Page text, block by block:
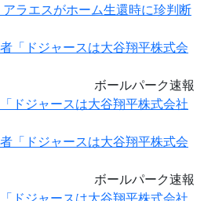
アラエスがホーム生還時に珍判断
ボールパーク速報
ドジャースは大谷翔平株式会社
ボールパーク速報